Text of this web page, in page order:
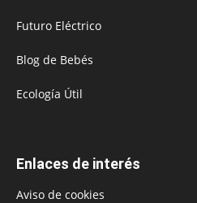
Futuro Eléctrico
Blog de Bebés
Ecología Útil
Enlaces de interés
Aviso de cookies